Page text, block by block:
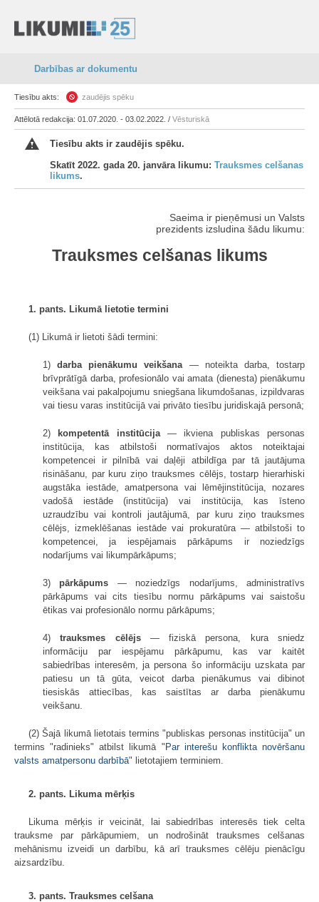
Darbības ar dokumentu
Tiesību akts: zaudējis spēku
Attēlotā redakcija: 01.07.2020. - 03.02.2022. / Vēsturiskā
Tiesību akts ir zaudējis spēku.
Skatīt 2022. gada 20. janvāra likumu: Trauksmes celšanas
likums.
Saeima ir pieņēmusi un Valsts
prezidents izsludina šādu likumu:
Trauksmes celšanas likums
1. pants. Likumā lietotie termini
(1) Likumā ir lietoti šādi termini:
1)darba pienākumu veikšana — noteikta darba, tostarp
brīvprātīgā darba, profesionālo vai amata (dienesta) pienākumu
veikšana vai pakalpojumu sniegšana likumdošanas, izpildvaras
vai tiesu varas institūcijā vai privāto tiesību juridiskajā personā;
2) kompetentā institūcija— ikviena publiskas personas
institūcija, kas atbilstoši normatīvajos aktos noteiktajai
kompetencei ir pilnībā vai daļēji atbildīga par tā jautājuma
risināšanu, par kuru ziņo trauksmes cēlējs, tostarp hierarhiski
augstāka iestāde, amatpersona vai lēmējinstitūcija, nozares
vadošā iestāde (institūcija) vai institūcija, kas īsteno
uzraudzību vai kontroli jautājumā, par kuru ziņo trauksmes
cēlējs, izmeklēšanas iestāde vai prokuratūra — atbilstoši to
kompetencei, ja iespējamais pārkāpums ir noziedzīgs
nodarījums vai likumpārkāpums;
3) pārkāpums — noziedzīgs nodarījums, administratīvs
pārkāpums vai cits tiesību normu pārkāpums vai saistošu
ētikas vai profesionālo normu pārkāpums;
4)trauksmes cēlējs— fiziskā persona, kura sniedz
informāciju par iespējamu pārkāpumu, kas var kaitēt
sabiedrības interesēm, ja persona šo informāciju uzskata par
patiesu un tā gūta, veicot darba pienākumus vai dibinot
tiesiskās attiecības, kas saistītas ar darba pienākumu
veikšanu.
(2) Šajā likumā lietotais termins "publiskas personas institūcija" un
termins "radinieks" atbilst likumā " Par interešu konflikta novēršanu
valsts amatpersonu darbībā" lietotajiem terminiem.
2. pants. Likuma mērķis
Likuma mērķis ir veicināt, lai sabiedrības interesēs tiek celta
trauksme par pārkāpumiem, un nodrošināt trauksmes celšanas
mehānismu izveidi un darbību, kā arī trauksmes cēlēju pienācīgu
aizsardzību.
3. pants. Trauksmes celšana